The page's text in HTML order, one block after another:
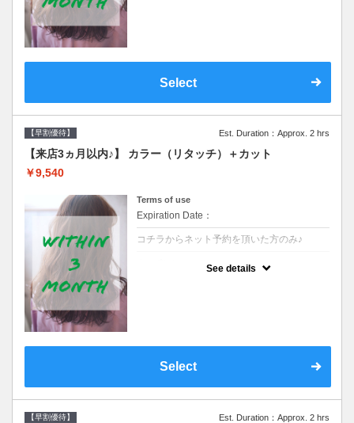
Select
【早割優待】 Est. Duration：Approx. 2 hrs
【来店3ヵ月以内♪】 カラー（リタッチ）＋カット
￥9,540
Terms of use
Expiration Date：
コチラからネット予約を頂いた方のみ♪
See details
Select
【早割優待】 Est. Duration：Approx. 2 hrs